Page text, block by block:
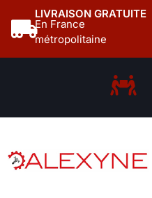
LIVRAISON GRATUITE
En France
métropolitaine